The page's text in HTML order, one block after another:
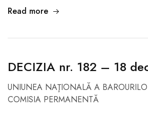
Read more
DECIZIA nr. 182 – 18
UNIUNEA NAŢIONALĂ A
COMISIA PERMANENTĂ